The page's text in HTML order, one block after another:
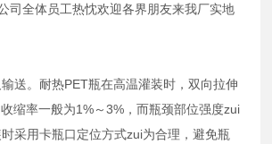
司全体员工热忱欢迎各界朋友来我厂实地
。耐热PET瓶在高温灌装时，双向拉伸
缩率一般为1%～3%，而瓶颈部位强度zui
采用卡瓶口定位方式zui为合理，避免瓶